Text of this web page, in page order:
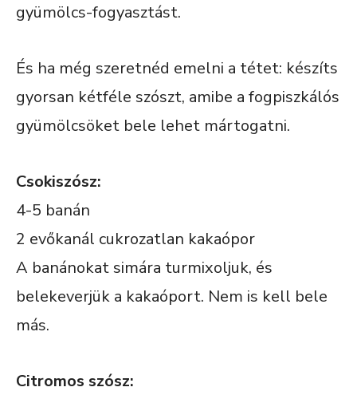
gyümölcs-fogyasztást.
És ha még szeretnéd emelni a tétet: készíts
gyorsan kétféle szószt, amibe a fogpiszkálós
gyümölcsöket bele lehet mártogatni.
Csokiszósz:
4-5 banán
2 evőkanál cukrozatlan kakaópor
A banánokat simára turmixoljuk, és
belekeverjük a kakaóport. Nem is kell bele
más.
Citromos szósz: